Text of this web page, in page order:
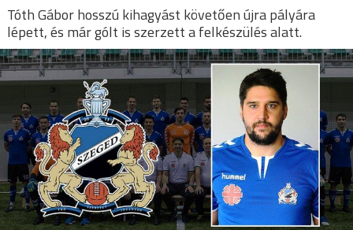
Tóth Gábor hosszú kihagyást követően újra pályára
lépett, és már gólt is szerzett a felkészülés alatt.